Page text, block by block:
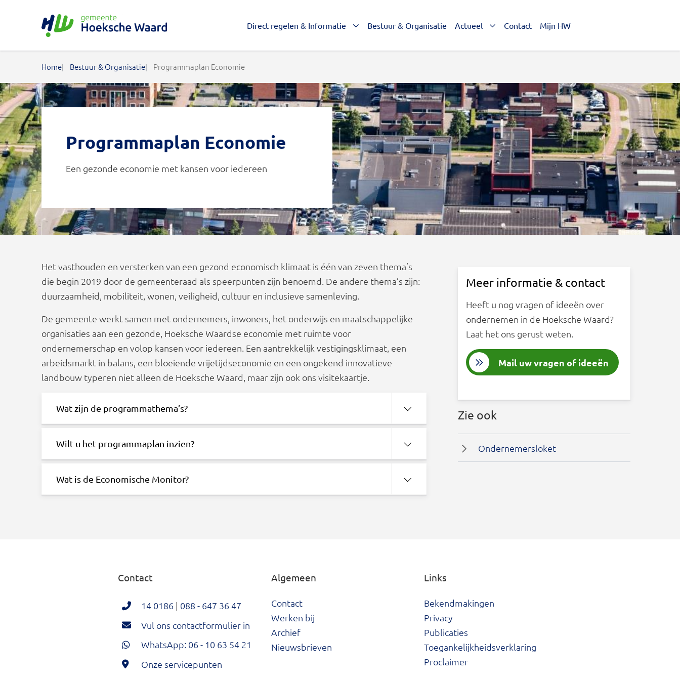
Direct regelen & Informatie Bestuur & Organisatie Actueel Contact Mijn HW
Home Bestuur & Organisatie Programmaplan Economie
Programmaplan Economie
Een gezonde economie met kansen voor iedereen
Het vasthouden en versterken van een gezond economisch klimaat is één van zeven thema’s
die begin 2019 door de gemeenteraad als speerpunten zijn benoemd. De andere thema’s zijn:
duurzaamheid, mobiliteit, wonen, veiligheid, cultuur en inclusieve samenleving.
De gemeente werkt samen met ondernemers, inwoners, het onderwijs en maatschappelijke
organisaties aan een gezonde, Hoeksche Waardse economie met ruimte voor
ondernemerschap en volop kansen voor iedereen. Een aantrekkelijk vestigingsklimaat, een
arbeidsmarkt in balans, een bloeiende vrijetijdseconomie en een ongekend innovatieve
landbouw typeren niet alleen de Hoeksche Waard, maar zijn ook ons visitekaartje.
Wat zijn de programmathema’s?
Wilt u het programmaplan inzien?
Wat is de Economische Monitor?
Meer informatie & contact
Heeft u nog vragen of ideeën over
ondernemen in de Hoeksche Waard?
Laat het ons gerust weten.
Mail uw vragen of ideeën
Zie ook
Ondernemersloket
Contact
14 0186 | 088 - 647 36 47
Vul ons contactformulier in
WhatsApp: 06 - 10 63 54 21
Onze servicepunten
Algemeen
Contact
Werken bij
Archief
Nieuwsbrieven
Links
Bekendmakingen
Privacy
Publicaties
Toegankelijkheidsverklaring
Proclaimer